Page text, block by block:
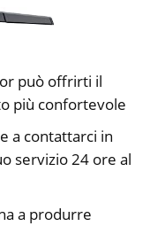
può offrirti il
più confortevole
a contattarci in
servizio 24 ore al
a produrre